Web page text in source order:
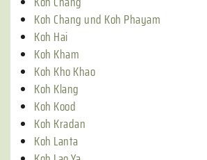
Koh Chang und Koh Phayam
Koh Hai
Koh Kham
Koh Kho Khao
Koh Klang
Koh Kood
Koh Kradan
Koh Lanta